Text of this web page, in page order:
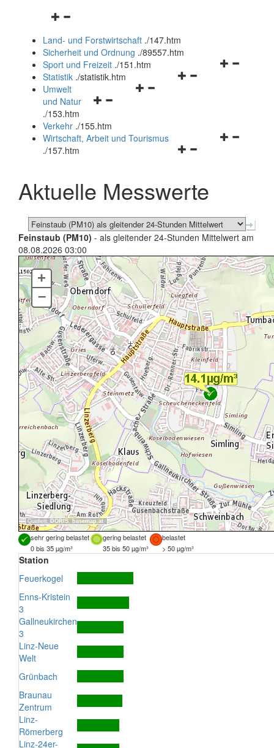
Navigationsmenü
und
schließen
Land- und Forstwirtschaft ./147.htm
Sicherheit und Ordnung ./89557.htm
Navigationsmenü
Sport und Freizeit ./151.htm
Navigationsmenü
Statistik ./statistik.htm
Navigationsmenü
und
schließen
Umwelt
und Natur
./153.htm
Verkehr ./155.htm
Navigationsmenü
schließen
Wirtschaft, Arbeit und Tourismus
./157.htm
Aktuelle Messwerte
Feinstaub (PM10) - als gleitender 24-Stunden Mittelwert am
08.08.2026 03:00
Quellen: DORIS, basemap.at
+
–
sehr gering belastet gering belastet
belastet
0 bis 35 µg/m³
35 bis 50 µg/m³ > 50 µg/m³
Station
Feuerkogel
Enns-Kristein
3
Gallneukirchen
3
Linz-Neue
Welt
Grünbach
Braunau
Zentrum
Linz-
Römerberg
Linz-24er-